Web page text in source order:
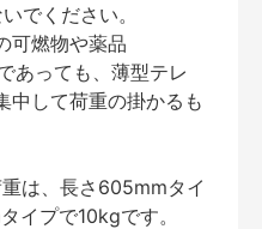
でください。
可燃物や薬品
あっても、薄型テレ
中して荷重の掛かるも
は、長さ605mmタイ
イプで10kgです。